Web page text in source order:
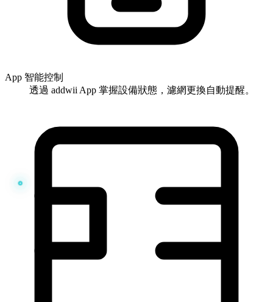
App 智能控制
透過 addwii App 掌握設備狀態，濾網更換自動提醒。